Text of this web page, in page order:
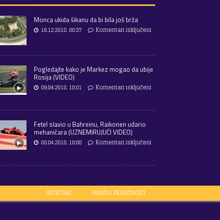
Monca ukida šikanu da bi bila još brža
16.12.2018. 00:37
Komentari isključeni
Pogledajte kako je Markez mogao da ubije
Rosija (VIDEO)
09.04.2018. 18:01
Komentari isključeni
Fetel slavio u Bahreinu, Raikonen udario
mehaničara (UZNEMIRUJUĆI VIDEO)
08.04.2018. 18:08
Komentari isključeni
SPORTABC PRAVILA PRIVATNOSTI